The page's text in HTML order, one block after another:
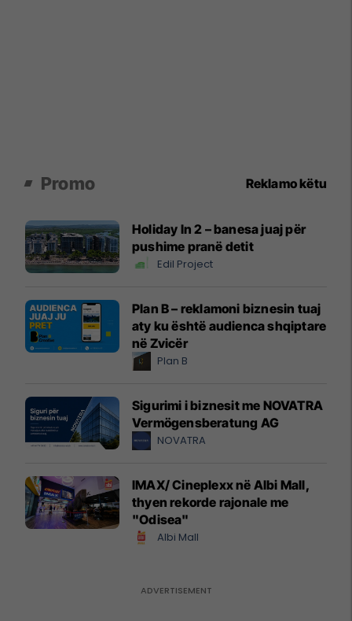
Promo Reklamo këtu
Holiday In 2 – banesa juaj për
pushime pranë detit
Edil Project
Plan B – reklamoni biznesin tuaj
aty ku është audienca shqiptare
në Zvicër
Plan B
Sigurimi i biznesit me NOVATRA
Vermögensberatung AG
NOVATRA
IMAX/ Cineplexx në Albi Mall,
thyen rekorde rajonale me
"Odisea"
Albi Mall